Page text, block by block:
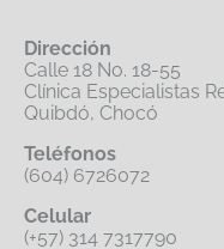
Dirección
Calle 18 No. 18-55
Clínica Especialistas
Quibdó, Chocó
Teléfonos
(604) 6726072
Celular
(+57) 314 7317790